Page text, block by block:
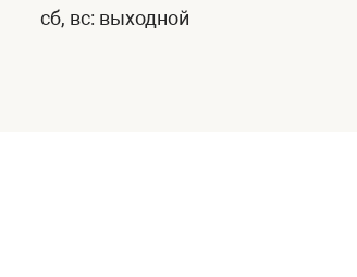
сб, вс: выходной